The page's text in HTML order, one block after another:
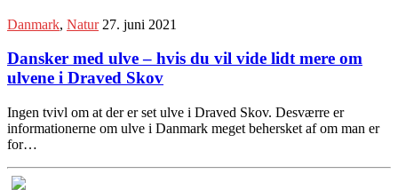
Danmark, Natur 27. juni 2021
Dansker med ulve – hvis du vil vide lidt mere om
ulvene i Draved Skov
Ingen tvivl om at der er set ulve i Draved Skov. Desværre er
informationerne om ulve i Danmark meget behersket af om man er
for…